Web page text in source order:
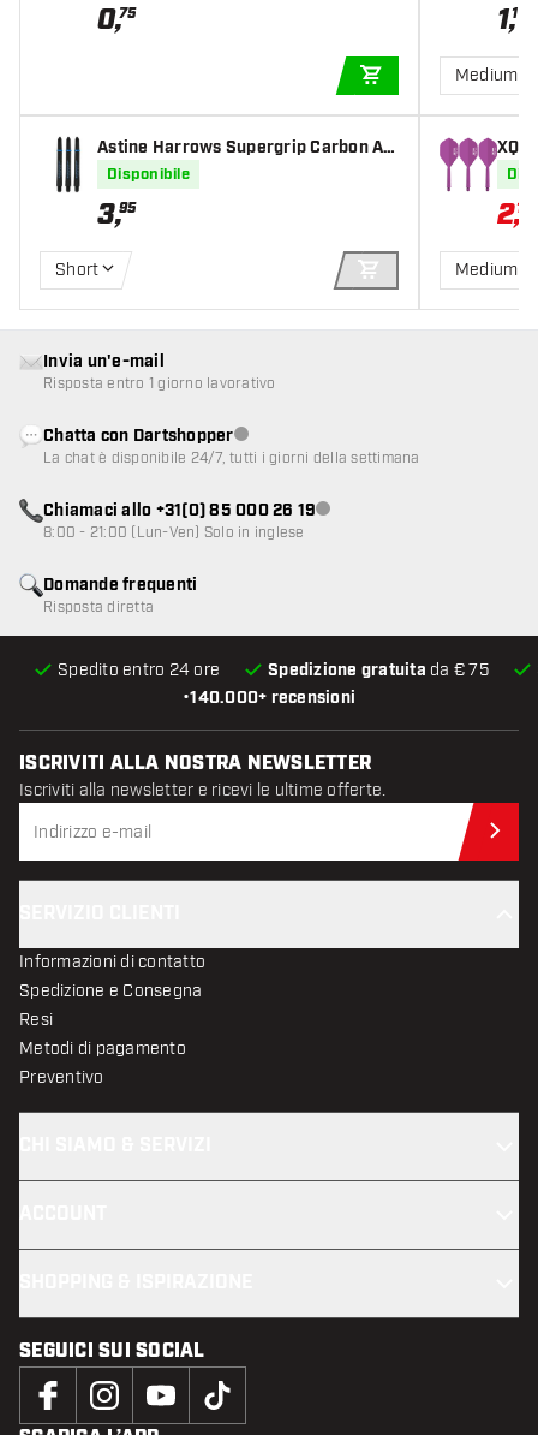
0,75
AGGIUNGI AL
Astine Harrows Supergrip Carbon Aq
ua
Disponibile
3,95
Short
AGGIUNGI AL
1,19
Medium
XQ
e
tte
2,17
Medium
•140.000+ recensioni
Spedito entro 24 ore Spedizione gratuita da € 75
Domande frequenti
Risposta diretta
Invia un'e-mail
Risposta entro 1 giorno lavorativo
Chatta con DartshopperServizio clienti non disponibile
La chat è disponibile 24/7, tutti i giorni della settimana
Chiamaci allo +31(0) 85 000 26 19Servizio clienti non disponibile
8:00 - 21:00 (Lun-Ven) Solo in inglese
ISCRIVITI ALLA NOSTRA NEWSLETTER
Iscriviti alla newsletter e ricevi le ultime offerte.
Informazioni di contatto
Spedizione e Consegna
Resi
Metodi di pagamento
Preventivo
SEGUICI SUI SOCIAL